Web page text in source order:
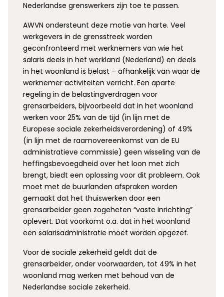
Nederlandse grenswerkers zijn toe te passen.
AWVN ondersteunt deze motie van harte. Veel
werkgevers in de grensstreek worden
geconfronteerd met werknemers van wie het
salaris deels in het werkland (Nederland) en deels
in het woonland is belast – afhankelijk van waar de
werknemer activiteiten verricht. Een aparte
regeling in de belastingverdragen voor
grensarbeiders, bijvoorbeeld dat in het woonland
werken voor 25% van de tijd (in lijn met de
Europese sociale zekerheidsverordening) of 49%
(in lijn met de raamovereenkomst van de EU
administratieve commissie) geen wisseling van de
heffingsbevoegdheid over het loon met zich
brengt, biedt een oplossing voor dit probleem. Ook
moet met de buurlanden afspraken worden
gemaakt dat het thuiswerken door een
grensarbeider geen zogeheten “vaste inrichting”
oplevert. Dat voorkomt o.a. dat in het woonland
een salarisadministratie moet worden opgezet.
Voor de sociale zekerheid geldt dat de
grensarbeider, onder voorwaarden, tot 49% in het
woonland mag werken met behoud van de
Nederlandse sociale zekerheid.